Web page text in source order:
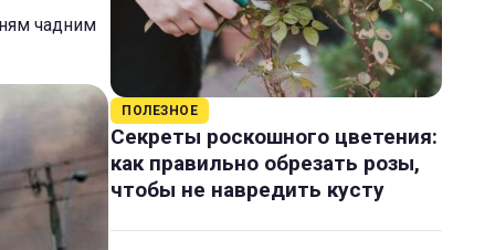
чадним
ПОЛЕЗНОЕ
Секреты роскошного цветения:
как правильно обрезать розы,
чтобы не навредить кусту